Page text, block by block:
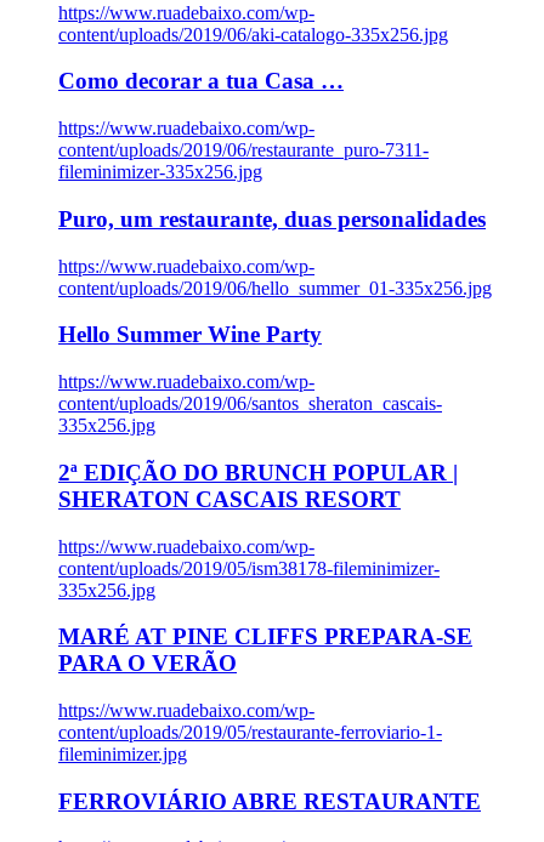
https://www.ruadebaixo.com/wp-
content/uploads/2019/06/aki-catalogo-335x256.jpg
Como decorar a tua Casa …
https://www.ruadebaixo.com/wp-
content/uploads/2019/06/restaurante_puro-7311-
fileminimizer-335x256.jpg
Puro, um restaurante, duas personalidades
https://www.ruadebaixo.com/wp-
content/uploads/2019/06/hello_summer_01-335x256.jpg
Hello Summer Wine Party
https://www.ruadebaixo.com/wp-
content/uploads/2019/06/santos_sheraton_cascais-
335x256.jpg
2ª EDIÇÃO DO BRUNCH POPULAR |
SHERATON CASCAIS RESORT
https://www.ruadebaixo.com/wp-
content/uploads/2019/05/ism38178-fileminimizer-
335x256.jpg
MARÉ AT PINE CLIFFS PREPARA-SE
PARA O VERÃO
https://www.ruadebaixo.com/wp-
content/uploads/2019/05/restaurante-ferroviario-1-
fileminimizer.jpg
FERROVIÁRIO ABRE RESTAURANTE